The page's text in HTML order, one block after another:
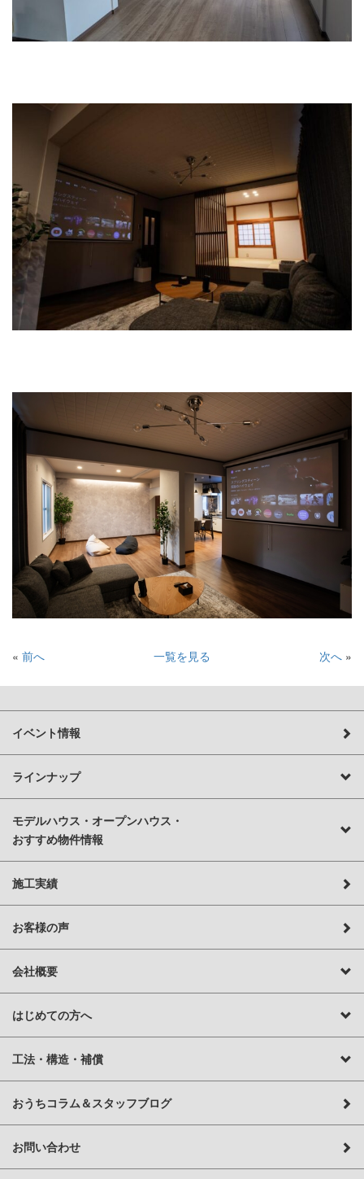
« 前へ 一覧を見る 次へ »
イベント情報
ラインナップ
モデルハウス・オープンハウス・
おすすめ物件情報
施工実績
お客様の声
会社概要
はじめての方へ
工法・構造・補償
おうちコラム＆スタッフブログ
お問い合わせ